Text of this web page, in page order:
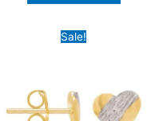
Sale!